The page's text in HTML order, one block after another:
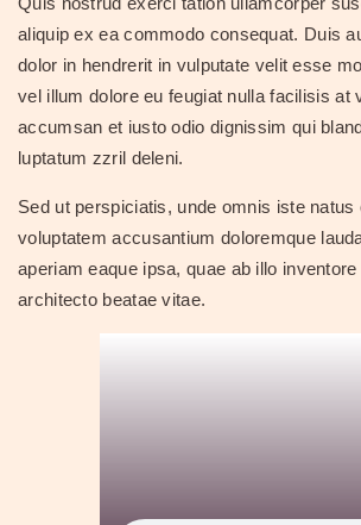
aliquip ex ea commodo consequat. Duis
dolor in hendrerit in vulputate velit esse
vel illum dolore eu feugiat nulla facilisis at
accumsan et iusto odio dignissim qui
luptatum zzril deleni.
Sed ut perspiciatis, unde omnis iste natus
voluptatem accusantium doloremque
aperiam eaque ipsa, quae ab illo
architecto beatae vitae.